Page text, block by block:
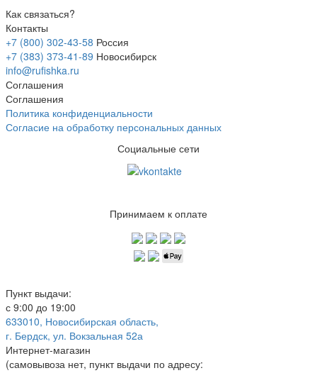
Как связаться?
Контакты
+7 (800) 302-43-58 Россия
+7 (383) 373-41-89 Новосибирск
info@rufishka.ru
Соглашения
Соглашения
Политика конфиденциальности
Согласие на обработку персональных данных
Социальные сети
Принимаем к оплате
Пункт выдачи:
с 9:00 до 19:00
633010, Новосибирская область,
г. Бердск, ул. Вокзальная 52а
Интернет-магазин
(самовывоза нет, пункт выдачи по адресу: